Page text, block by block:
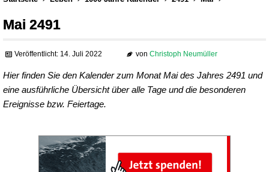
Mai 2491
Veröffentlicht: 14. Juli 2022 von Christoph Neumüller
Hier finden Sie den Kalender zum Monat Mai des Jahres 2491 und
eine ausführliche Übersicht über alle Tage und die besonderen
Ereignisse bzw. Feiertage.